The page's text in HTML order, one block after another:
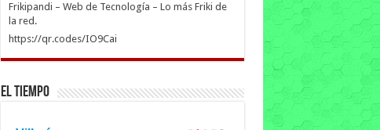
Frikipandi – Web de Tecnología – Lo más Friki de
la red.
https://qr.codes/IO9Cai
El Tiempo